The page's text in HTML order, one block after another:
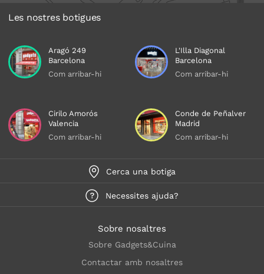
Les nostres botigues
Aragó 249
Barcelona
Com arribar-hi
L'Illa Diagonal
Barcelona
Com arribar-hi
Cirilo Amorós
Valencia
Com arribar-hi
Conde de Peñalver
Madrid
Com arribar-hi
Cerca una botiga
Necessites ajuda?
Sobre nosaltres
Sobre Gadgets&Cuina
Contactar amb nosaltres